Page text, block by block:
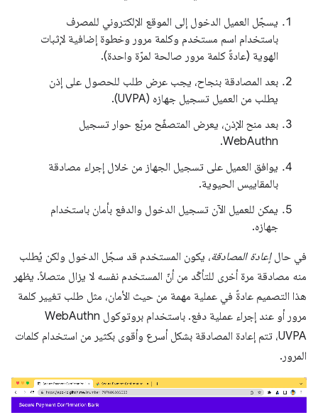
يسجّل العميل الدخول إلى الموقع الإلكتروني للمصرف
باستخدام اسم مستخدم وكلمة مرور وخطوة إضافية لإثبات
الهوية (عادةً كلمة مرور صالحة لمرّة واحدة).
بعد المصادقة بنجاح، يجب عرض طلب للحصول على إذن
يطلب من العميل تسجيل جهازه (UVPA).
بعد منح الإذن، يعرض المتصفّح مربّع حوار تسجيل
WebAuthn.
يوافق العميل على تسجيل الجهاز من خلال إجراء مصادقة
بالمقاييس الحيوية.
يمكن للعميل الآن تسجيل الدخول والدفع بأمان باستخدام
جهازه.
في حالإعادة المصادقة، يكون المستخدم قد سجّل الدخول ولكن يُطلب
منه مصادقة مرة أخرى للتأكّد من أنّ المستخدم نفسه لا يزال متصلاً. يظهر
هذا التصميم عادةً في عملية مهمة من حيث الأمان، مثل طلب تغيير كلمة
مرور أو عند إجراء عملية دفع. باستخدام بروتوكول WebAuthn
UVPA، تتم إعادة المصادقة بشكل أسرع وأقوى بكثير من استخدام كلمات
المرور.